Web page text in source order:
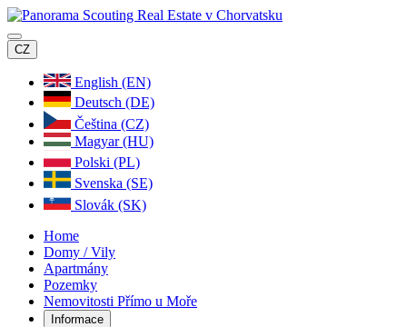
CZ
English (EN)
Deutsch (DE)
Čeština (CZ)
Magyar (HU)
Polski (PL)
Svenska (SE)
Slovák (SK)
Home
Domy / Vily
Apartmány
Pozemky
Nemovitosti Přímo u Moře
Informace